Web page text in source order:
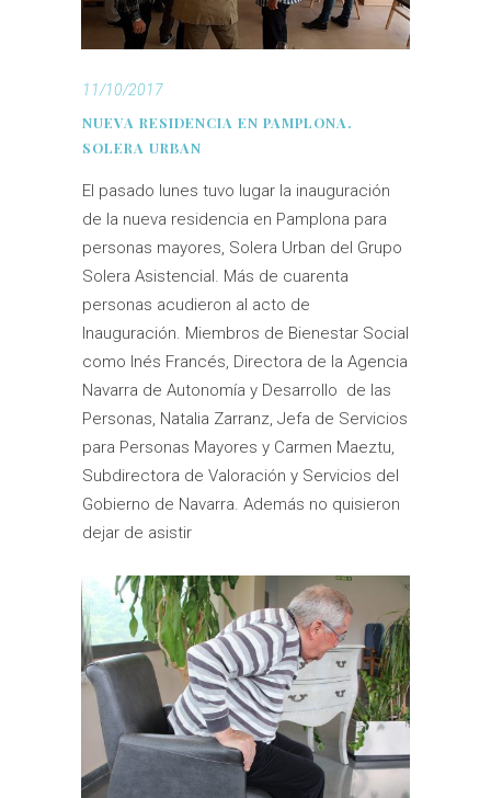
11/10/2017
NUEVA RESIDENCIA EN PAMPLONA.
SOLERA URBAN
El pasado lunes tuvo lugar la inauguración
de la nueva residencia en Pamplona para
personas mayores, Solera Urban del Grupo
Solera Asistencial. Más de cuarenta
personas acudieron al acto de
Inauguración. Miembros de Bienestar Social
como Inés Francés, Directora de la Agencia
Navarra de Autonomía y Desarrollo de las
Personas, Natalia Zarranz, Jefa de Servicios
para Personas Mayores y Carmen Maeztu,
Subdirectora de Valoración y Servicios del
Gobierno de Navarra. Además no quisieron
dejar de asistir